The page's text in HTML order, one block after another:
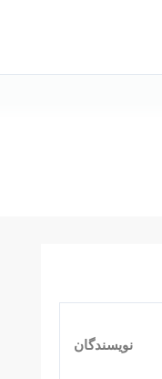
نویسندگان